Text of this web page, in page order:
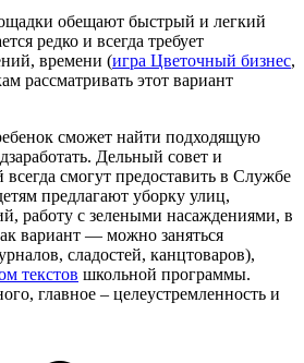
обещают быстрый и легкий
редко и всегда требует
времени (игра Цветочный бизнес,
рассматривать этот вариант
сможет найти подходящую
Дельный совет и
смогут предоставить в Службе
предлагают уборку улиц,
работу с зелеными насаждениями, в
вариант — можно заняться
сладостей, канцтоваров),
текстов школьной программы.
главное – целеустремленность и